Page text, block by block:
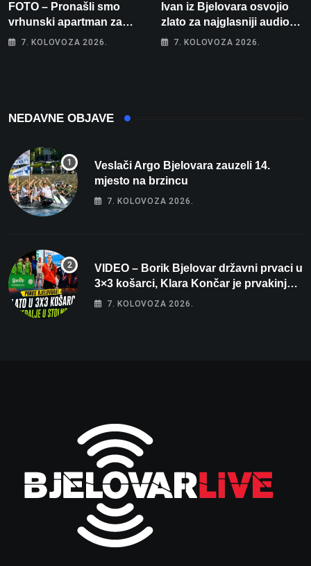
FOTO – Pronašli smo
vrhunski apartman za
odmor: Pogled na more, tri
7. KOLOVOZA 2026.
Ivan iz Bjelovara osvojio
zlato za najglasniji audio
sustav i srušio osobni
7. KOLOVOZA 2026.
NEDAVNE OBJAVE
Veslači Argo Bjelovara zauzeli 14.
mjesto na brzincu
7. KOLOVOZA 2026.
VIDEO – Borik Bjelovar državni prvaci u
3×3 košarci, Klara Končar je prvakinja
Hrvatske u stolnom tenisu!
7. KOLOVOZA 2026.